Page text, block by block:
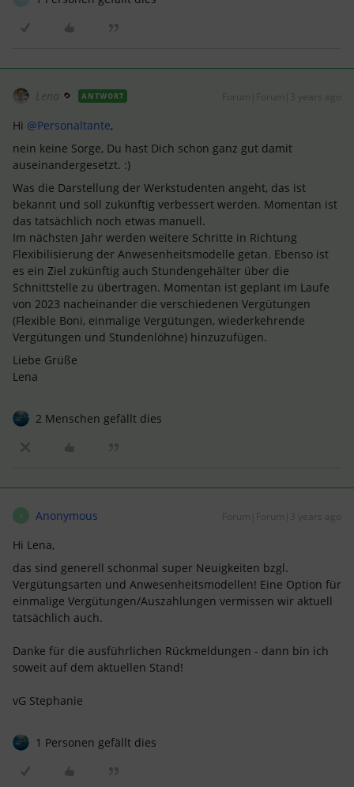
Lena ANTWORT
Hi @Personaltante,
nein keine Sorge, Du hast Dich schon ganz gut damit
auseinandergesetzt. :)
Was die Darstellung der Werkstudenten angeht, das ist
bekannt und soll zukünftig verbessert werden. Momentan ist
das tatsächlich noch etwas manuell.
Im nächsten Jahr werden weitere Schritte in Richtung
Flexibilisierung der Anwesenheitsmodelle getan. Ebenso ist
es ein Ziel zukünftig auch Stundengehälter über die
Schnittstelle zu übertragen. Momentan ist geplant im Laufe
von 2023 nacheinander die verschiedenen Vergütungen
(Flexible Boni, einmalige Vergütungen, wiederkehrende
Vergütungen und Stundenlöhne) hinzuzufügen.
Liebe Grüße
Lena
2 Menschen gefällt dies
A Anonymous Forum|Forum|3 years ago
Hi Lena,
das sind generell schonmal super Neuigkeiten bzgl.
Vergütungsarten und Anwesenheitsmodellen! Eine Option für
einmalige Vergütungen/Auszahlungen vermissen wir aktuell
tatsächlich auch.
Danke für die ausführlichen Rückmeldungen - dann bin ich
soweit auf dem aktuellen Stand!
vG Stephanie
1 Personen gefällt dies